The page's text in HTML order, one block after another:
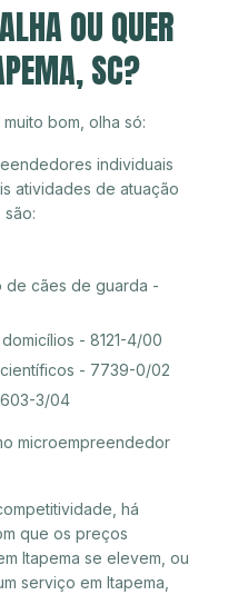
OU QUER
SC?
bom, olha só:
individuais
atividades de atuação
de cães de guarda -
- 8121-4/00
- 7739-0/02
3/04
microempreendedor
há
que os preços
Itapema se elevem, ou
serviço em Itapema,